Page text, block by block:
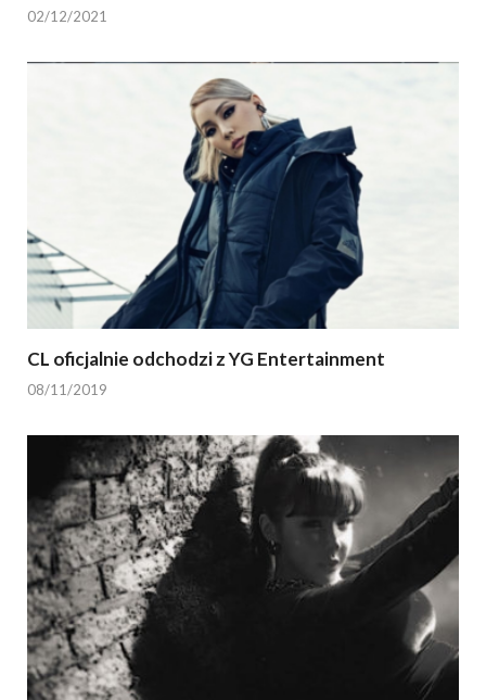
02/12/2021
CL oficjalnie odchodzi z YG Entertainment
08/11/2019